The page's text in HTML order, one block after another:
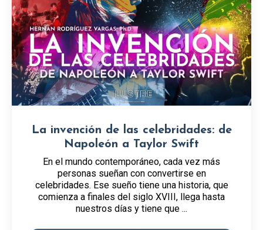
La invención de las celebridades: de
Napoleón a Taylor Swift
En el mundo contemporáneo, cada vez más
personas sueñan con convertirse en
celebridades. Ese sueño tiene una historia, que
comienza a finales del siglo XVIII, llega hasta
nuestros días y tiene que ...